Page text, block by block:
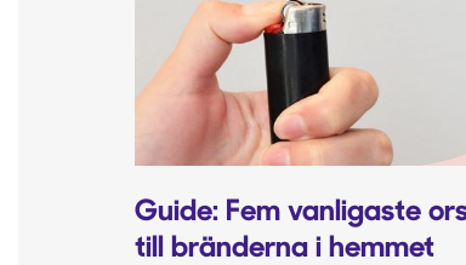
Guide: Fem vanligaste
till bränderna i hemmet